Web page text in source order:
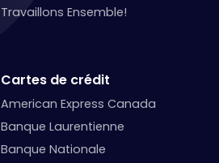
Travaillons Ensemble!
Cartes de crédit
American Express Canada
Banque Laurentienne
Banque Nationale